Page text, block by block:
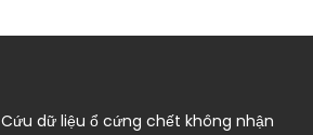
Cứu dữ liệu ổ cứng chết không nhận